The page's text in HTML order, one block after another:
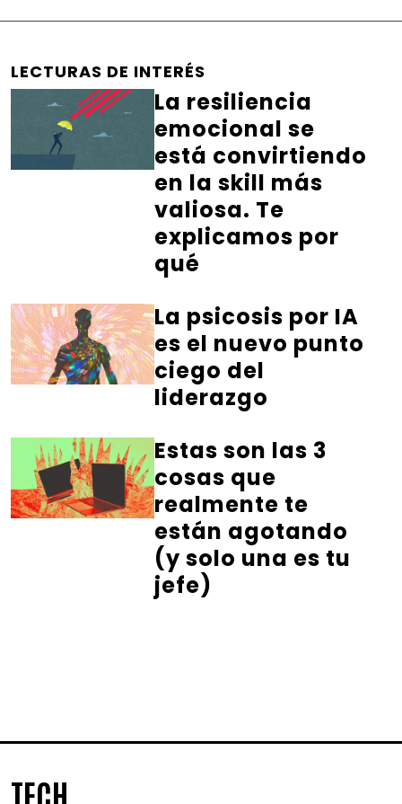
LECTURAS DE INTERÉS
La resiliencia
emocional se
está convirtiendo
en la skill más
valiosa. Te
explicamos por
qué
La psicosis por IA
es el nuevo punto
ciego del
liderazgo
Estas son las 3
cosas que
realmente te
están agotando
(y solo una es tu
jefe)
TECH